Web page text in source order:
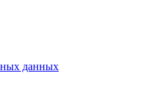
данных